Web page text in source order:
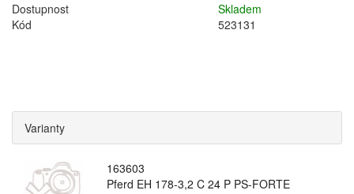
Dostupnost
Skladem
Kód
523131
Varianty
163603
Pferd EH 178-3,2 C 24 P PS-FORTE